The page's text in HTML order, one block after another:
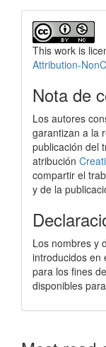
This work is
Attribution-
Nota de
Los autores
garantizan a la
publicación del
atribución
compartir el
y de la
Los nombres y
introducidos en
para los fines
disponibles